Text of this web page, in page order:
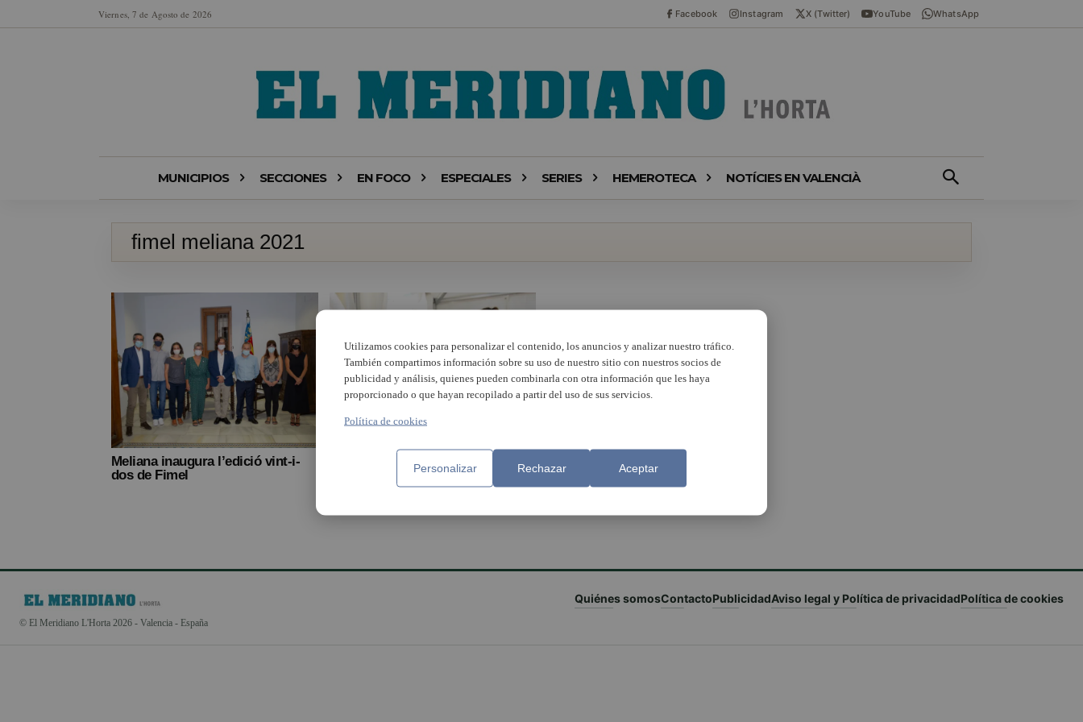
Viernes, 7 de Agosto de 2026 Facebook Instagram X (Twitter) YouTube WhatsApp
MUNICIPIOS SECCIONES EN FOCO ESPECIALES SERIES HEMEROTECA NOTÍCIES EN VALENCIÀ
fimel meliana 2021
Meliana inaugura l’edició vint-i-
dos de Fimel
Meliana celebra l’edició 22a de
Fimel, la fira agrícola i comercial
© El Meridiano L'Horta 2026 - Valencia - España
Quiénes somosContactoPublicidadAviso legal y Política de privacidadPolítica de cookies
Utilizamos cookies para personalizar el contenido, los anuncios y analizar nuestro tráfico.
También compartimos información sobre su uso de nuestro sitio con nuestros socios de
publicidad y análisis, quienes pueden combinarla con otra información que les haya
proporcionado o que hayan recopilado a partir del uso de sus servicios.
Política de cookies
Personalizar Rechazar Aceptar